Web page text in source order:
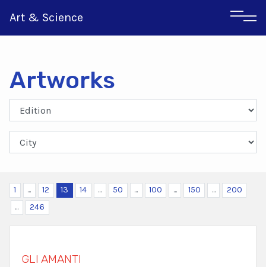
Art & Science
Greek
Artworks
1 ... 12 13 14 ... 50 ... 100 ... 150 ...
200
...
246
GLI AMANTI